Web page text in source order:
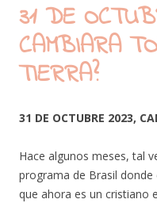
31 DE
CAMBIARA
TIERRA?
31 DE OCTUBRE 2023,
Hace algunos meses, tal
programa de Brasil
que ahora es un cristiano